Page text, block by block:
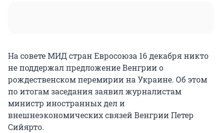
На совете МИД стран Евросоюза 16 декабря никто
не поддержал предложение Венгрии о
рождественском перемирии на Украине. Об этом
по итогам заседания заявил журналистам
министр иностранных дел и
внешнеэкономических связей Венгрии Петер
Сийярто.